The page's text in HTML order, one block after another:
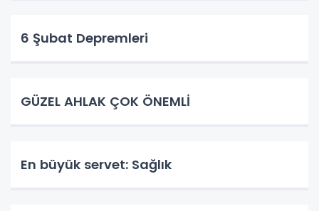
6 Şubat Depremleri
GÜZEL AHLAK ÇOK ÖNEMLİ
En büyük servet: Sağlık